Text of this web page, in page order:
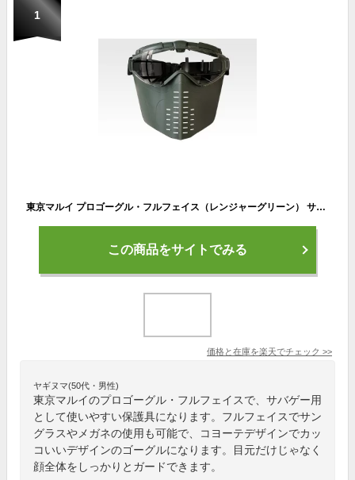
1
東京マルイ プロゴーグル・フルフェイス（レンジャーグリーン） サバゲー ゴーグル 保護 エアガン ガスガン 電動ガン モデルガン 怪我 ガード 装備 フルフェイス メガネ サングラス 痛い レンジャー コヨーテ ブラウン 迷彩 グリーン
この商品をサイトでみる
価格と在庫を楽天でチェック >>
ヤギヌマ(50代・男性)
東京マルイのプロゴーグル・フルフェイスで、サバゲー用
として使いやすい保護具になります。フルフェイスでサン
グラスやメガネの使用も可能で、コヨーテデザインでカッ
コいいデザインのゴーグルになります。目元だけじゃなく
顔全体をしっかりとガードできます。